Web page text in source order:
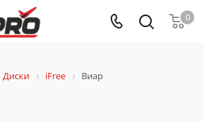
0
Диски iFree Виар